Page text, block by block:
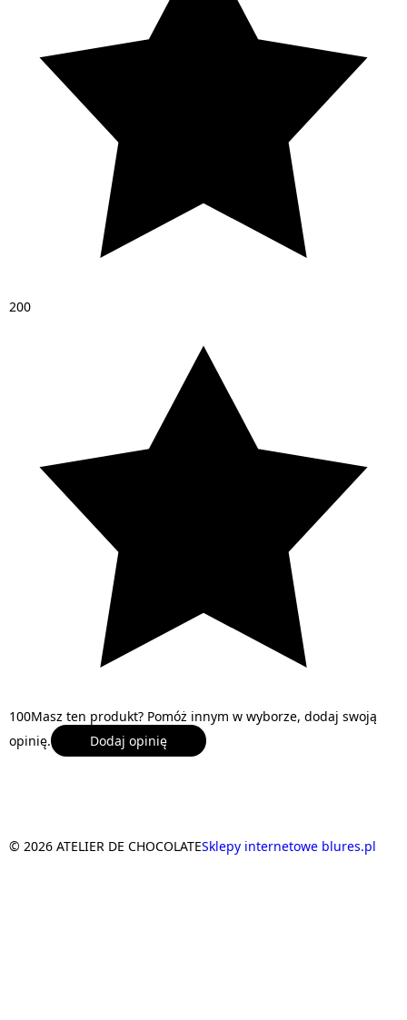
200
100Masz ten produkt? Pomóż innym w wyborze, dodaj swoją
opinię.
Dodaj opinię
© 2026 ATELIER DE CHOCOLATESklepy internetowe blures.pl